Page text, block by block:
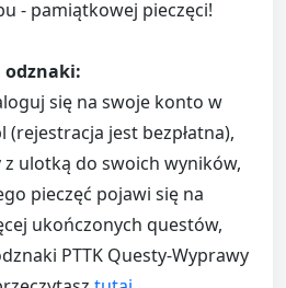
- pamiątkowej pieczęci!
odznaki:
się na swoje konto w
jest bezpłatna),
ulotką do swoich wyników,
pieczęć pojawi się na
ukończonych questów,
PTTK Questy-Wyprawy